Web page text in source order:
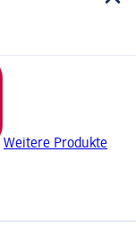
Weitere Produkte